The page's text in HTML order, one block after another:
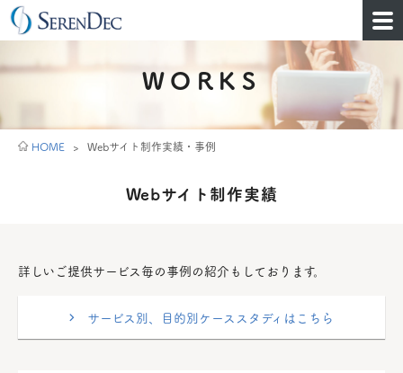
WORKS
HOME > Webサイト制作実績・事例
Webサイト制作実績
詳しいご提供サービス毎の事例の紹介もしております。
サービス別、目的別ケーススタディはこちら